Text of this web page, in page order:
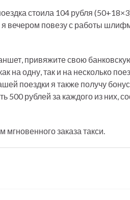
стоила 104 рубля
я вечером повезу с работы
привяжите свою
на одну, так и на несколько
поездки я также получу
рублей за каждого из них,
заказа такси.